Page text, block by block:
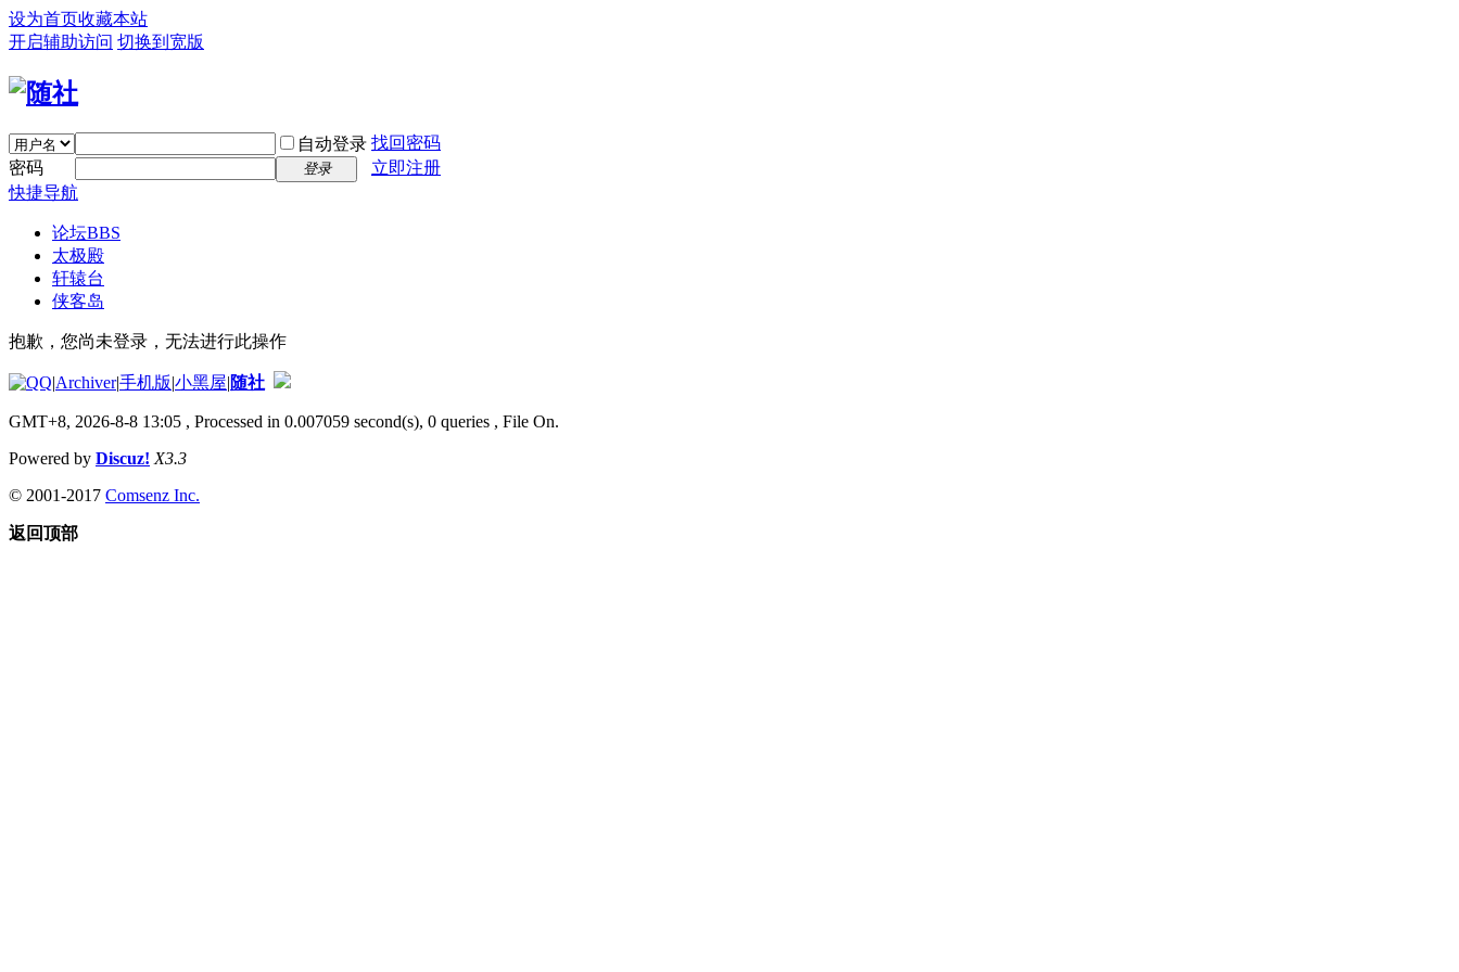
设为首页收藏本站
开启辅助访问 切换到宽版
自动登录 找回密码
密码
登录
立即注册
快捷导航
论坛BBS
太极殿
轩辕台
侠客岛
抱歉，您尚未登录，无法进行此操作
|Archiver|手机版|小黑屋|随社
GMT+8, 2026-8-8 13:05 , Processed in 0.007059 second(s), 0 queries , File On.
Powered by Discuz! X3.3
© 2001-2017 Comsenz Inc.
返回顶部